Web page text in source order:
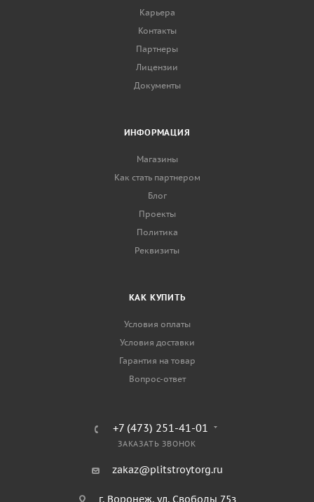
Карьера
Контакты
Партнеры
Лицензии
Документы
ИНФОРМАЦИЯ
Магазины
Как стать партнером
Блог
Проекты
Политика
Реквизиты
КАК КУПИТЬ
Условия оплаты
Условия доставки
Гарантия на товар
Вопрос-ответ
+7 (473) 251-41-01
ЗАКАЗАТЬ ЗВОНОК
zakaz@plitstroytorg.ru
г. Воронеж, ул. Свободы 75з